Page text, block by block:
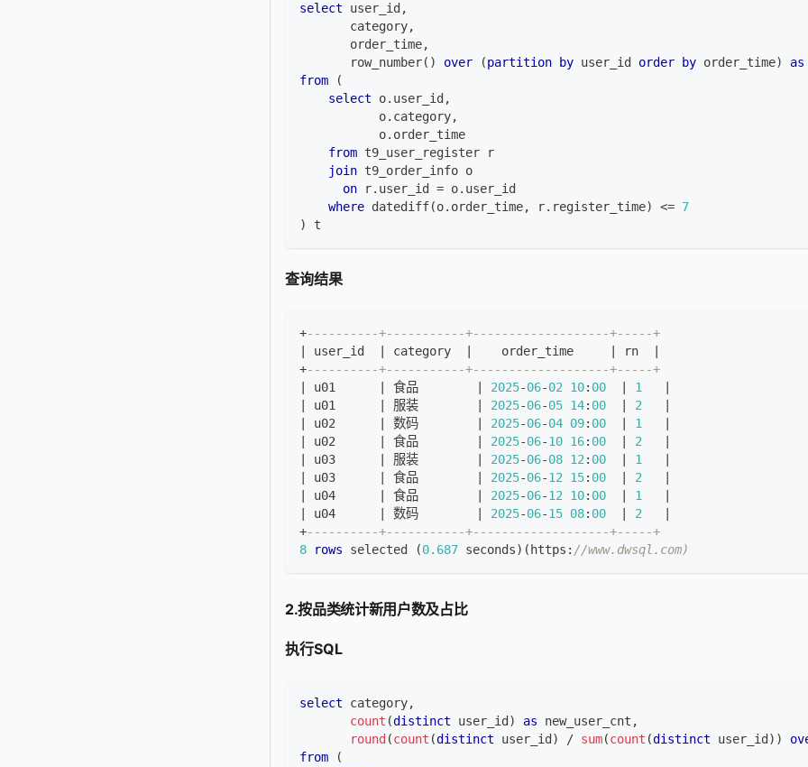
select user_id ,
       category
,
       order_time
,
       row_number
( ) over (partition by user_id order by order_time) as
from
(
select o. user_id ,
           o
. category,
           o
. order_time
from t9_user_register r
join t9_order_info o
on r. user_id = o. user_id
where datediff(o. order_time, r. register_time) <= 7
)
t
查询结果
+----------+-----------+-------------------+-----+
user_id category
    order_time
rn
+----------+-----------+-------------------+-----+
u01 食品 2025-06-02 10: 00 1
u01 服装 2025-06-05 14: 00 2
u02 数码 2025-06-04 09: 00 1
u02 食品 2025-06-10 16: 00 2
u03 服装 2025-06-08 12: 00 1
u03 食品 2025-06-12 15: 00 2
u04 食品 2025-06-12 10: 00 1
u04 数码 2025-06-15 08: 00 2
+----------+-----------+-------------------+-----+
8
rows selected (0.687 seconds) ( https: //www.dwsql.com)
2.按品类统计新用户数及占比
执行SQL
select category,
count (distinct user_id ) as new_user_cnt ,
round (count (distinct user_id ) / sum(count (distinct user_id ) )
from
(